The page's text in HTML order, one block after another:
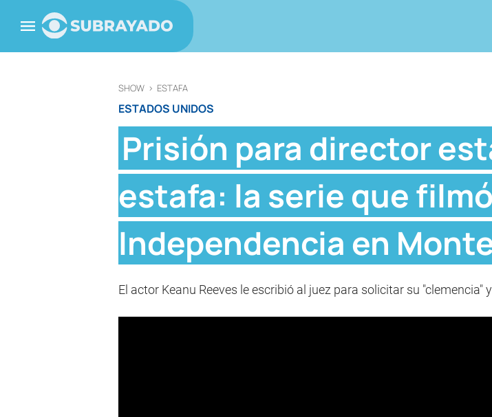
SHOW > ESTAFA
ESTADOS UNIDOS
Prisión para director
estafa: la serie que
Independencia en
El actor Keanu Reeves le escribió al juez para solicitar su "clemencia"